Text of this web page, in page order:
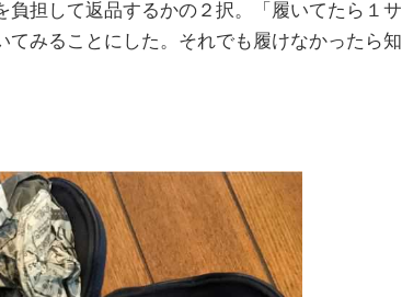
担して返品するかの２択。「履いてたら１サ
みることにした。それでも履けなかったら知